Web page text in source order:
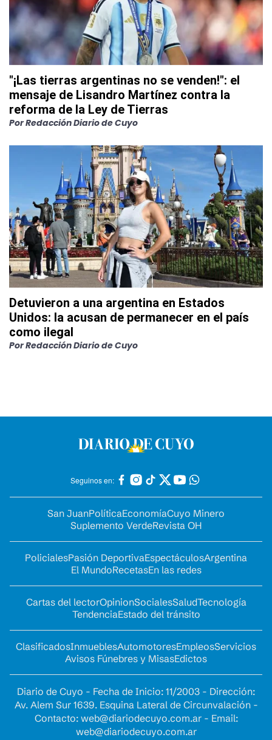
"¡Las tierras argentinas no se venden!": el
mensaje de Lisandro Martínez contra la
reforma de la Ley de Tierras
PorRedacción Diario de Cuyo
Detuvieron a una argentina en Estados
Unidos: la acusan de permanecer en el país
como ilegal
PorRedacción Diario de Cuyo
Seguinos en:
San JuanPolíticaEconomíaCuyo Minero
Suplemento VerdeRevista OH
PolicialesPasión DeportivaEspectáculosArgentina
El MundoRecetasEn las redes
Cartas del lectorOpinionSocialesSaludTecnología
TendenciaEstado del tránsito
ClasificadosInmueblesAutomotoresEmpleosServicios
Avisos Fúnebres y MisasEdictos
Diario de Cuyo - Fecha de Inicio: 11/2003 - Dirección:
Av. Alem Sur 1639. Esquina Lateral de Circunvalación -
Contacto: web@diariodecuyo.com.ar- Email:
web@diariodecuyo.com.ar